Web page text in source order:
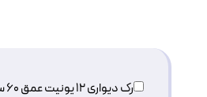
رک دیواری ۱۲ یونیت عمق ۶۰ سانتیمتر